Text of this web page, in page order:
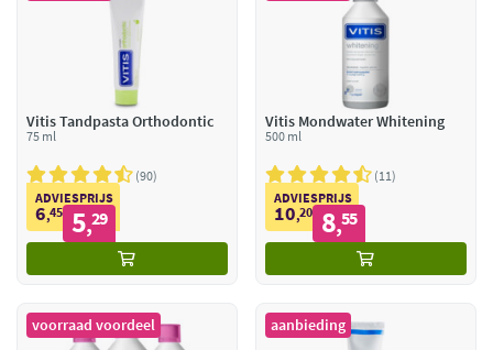
Vitis Tandpasta Orthodontic
75 ml
90
ADVIESPRIJS
6,45 5,29
Vitis Mondwater Whitening
500 ml
11
ADVIESPRIJS
10,20 8,55
voorraad voordeel aanbieding